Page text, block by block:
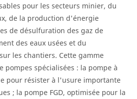
pour les secteurs minier, du
de la production d'énergie
de désulfuration des gaz de
des eaux usées et du
les chantiers. Cette gamme
pompes spécialisées : la pompe à
pour résister à l'usure importante
; la pompe FGD, optimisée pour la